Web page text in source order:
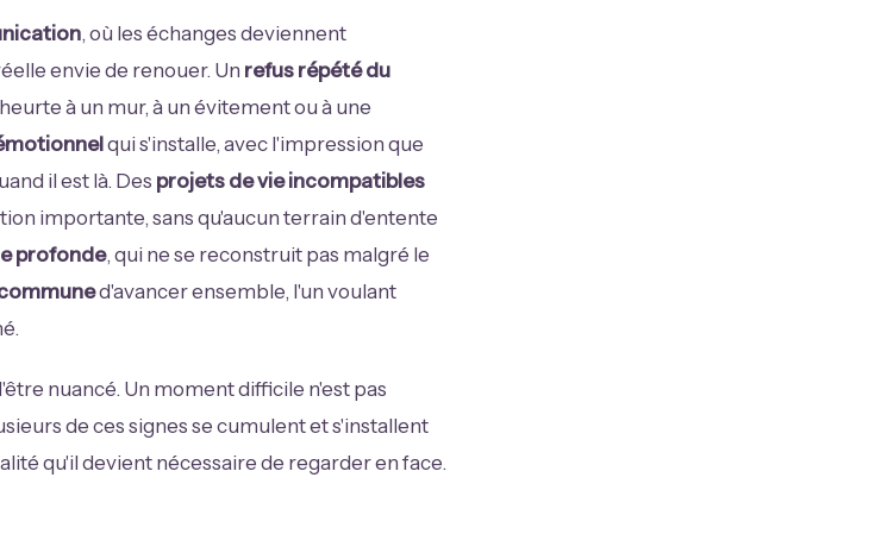
, où les échanges deviennent
envie de renouer. Un refus répété du
à un mur, à un évitement ou à une
qui s'installe, avec l'impression que
il est là. Des projets de vie incompatibles
importante, sans qu'aucun terrain d'entente
profonde, qui ne se reconstruit pas malgré le
d'avancer ensemble, l'un voulant
nuancé. Un moment difficile n'est pas
de ces signes se cumulent et s'installent
qu'il devient nécessaire de regarder en face.